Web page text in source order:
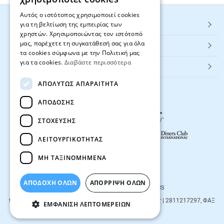
HOT ΚΑΤΗΓΟΡΙΕΣ
ΕΞΥΠΗΡΕΤΗΣΗ ΠΕΛΑΤΩΝ
Textbook.gr
© 2026 textbook.gr All rights reserved
Designed & developed by
NETMECHANICS
textbook.gr
| info@textbook.gr | 2811217297, ΦΑΞ
2810283273
Αυτός ο ιστότοπος χρησιμοποιεί cookies
για τη βελτίωση της εμπειρίας των
χρηστών. Χρησιμοποιώντας τον ιστότοπό
μας, παρέχετε τη συγκατάθεσή σας για όλα
τα cookies σύμφωνα με την Πολιτική μας
για τα cookies. Διαβάστε περισσότερα
ΑΠΟΛΎΤΩΣ ΑΠΑΡΑΊΤΗΤΑ
ΑΠΌΔΟΣΗΣ
ΣΤΌΧΕΥΣΗΣ
ΛΕΙΤΟΥΡΓΙΚΌΤΗΤΑΣ
ΜΗ ΤΑΞΙΝΟΜΗΜΈΝΑ
ΑΠΟΔΟΧΗ ΟΛΩΝ ΑΠΌΡΡΙΨΗ ΌΛΩΝ
ΕΜΦΆΝΙΣΗ ΛΕΠΤΟΜΕΡΕΙΏΝ